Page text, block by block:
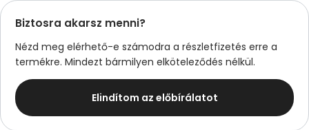
Biztosra akarsz menni?
Nézd meg elérhető-e számodra a részletfizetés erre a
termékre. Mindezt bármilyen elköteleződés nélkül.
Elindítom az előbírálatot